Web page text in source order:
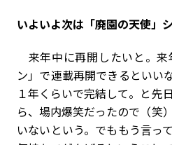
――いよいよ次は「廃園の天使」
来年中に再開したいと。
ン」で連載再開できるといい
１年くらいで完結して。と先
ら、場内爆笑だったので（笑
いないという。でももう言っ